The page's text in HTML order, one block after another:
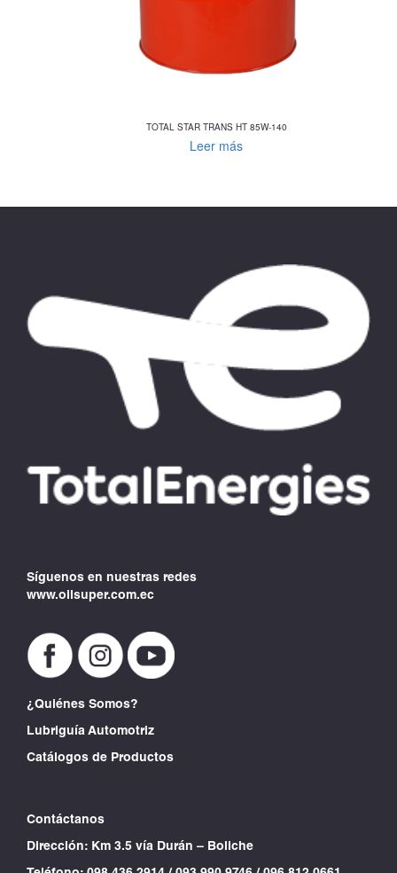
TOTAL STAR TRANS HT 85W-140
Leer más
Síguenos en nuestras redes
www.oilsuper.com.ec
¿Quiénes Somos?
Lubriguía Automotriz
Catálogos de Productos
Contáctanos
Dirección: Km 3.5 vía Durán – Boliche